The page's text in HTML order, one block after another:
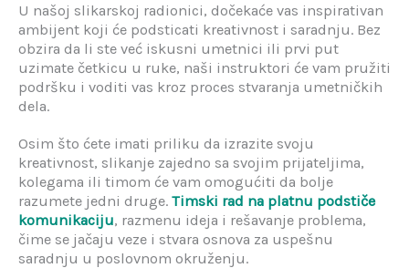
U našoj slikarskoj radionici, dočekaće vas inspirativan
ambijent koji će podsticati kreativnost i saradnju. Bez
obzira da li ste već iskusni umetnici ili prvi put
uzimate četkicu u ruke, naši instruktori će vam pružiti
podršku i voditi vas kroz proces stvaranja umetničkih
dela.
Osim što ćete imati priliku da izrazite svoju
kreativnost, slikanje zajedno sa svojim prijateljima,
kolegama ili timom će vam omogućiti da bolje
razumete jedni druge. Timski rad na platnu podstiče
komunikaciju, razmenu ideja i rešavanje problema,
čime se jačaju veze i stvara osnova za uspešnu
saradnju u poslovnom okruženju.